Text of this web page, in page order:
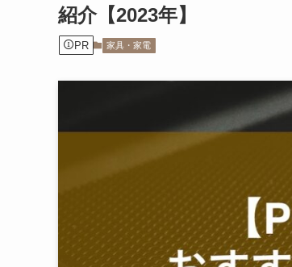
紹介【2023年】
PR 家具・家電